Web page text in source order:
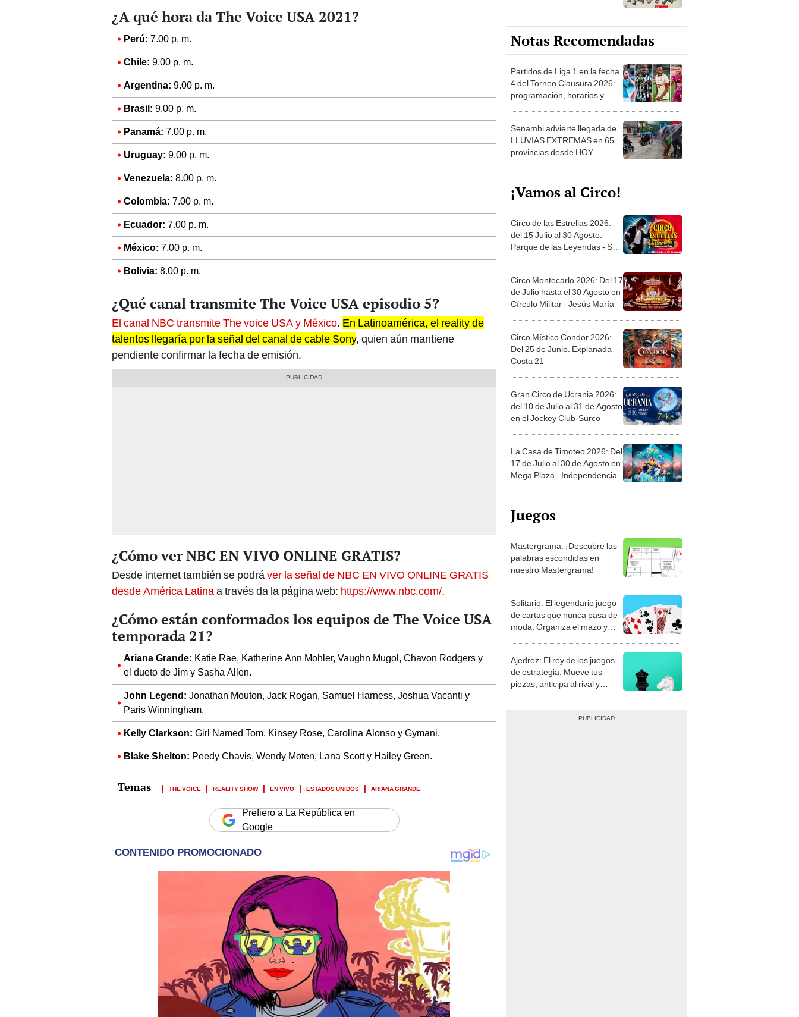
¿A qué hora da The Voice USA 2021?
Perú: 7.00 p. m.
Chile: 9.00 p. m.
Argentina: 9.00 p. m.
Brasil: 9.00 p. m.
Panamá: 7.00 p. m.
Uruguay: 9.00 p. m.
Venezuela: 8.00 p. m.
Colombia: 7.00 p. m.
Ecuador: 7.00 p. m.
México: 7.00 p. m.
Bolivia: 8.00 p. m.
¿Qué canal transmite The Voice USA episodio 5?
El canal NBC transmite The voice USA y México. En Latinoamérica, el reality de
talentos llegaría por la señal del canal de cable Sony, quien aún mantiene
pendiente confirmar la fecha de emisión.
¿Cómo ver NBC EN VIVO ONLINE GRATIS?
Desde internet también se podrá ver la señal de NBC EN VIVO ONLINE GRATIS
desde América Latinaa través da la página web: https://www.nbc.com/.
¿Cómo están conformados los equipos de The Voice USA
temporada 21?
Ariana Grande: Katie Rae, Katherine Ann Mohler, Vaughn Mugol, Chavon Rodgers y
el dueto de Jim y Sasha Allen.
John Legend: Jonathan Mouton, Jack Rogan, Samuel Harness, Joshua Vacanti y
Paris Winningham.
Kelly Clarkson: Girl Named Tom, Kinsey Rose, Carolina Alonso y Gymani.
Blake Shelton: Peedy Chavis, Wendy Moten, Lana Scott y Hailey Green.
THE VOICE REALITY SHOW EN VIVO ESTADOS UNIDOS ARIANA GRANDE
Prefiero a La República en
Google
Notas Recomendadas
Partidos de Liga 1 en la fecha
4 del Torneo Clausura 2026:
programación, horarios y
Senamhi advierte llegada de
LLUVIAS EXTREMAS en 65
provincias desde HOY
¡Vamos al Circo!
Circo de las Estrellas 2026:
del 15 Julio al 30 Agosto.
Parque de las Leyendas - San
Circo Montecarlo 2026: Del 17
de Julio hasta el 30 Agosto en
Círculo Militar - Jesús María
Circo Místico Condor 2026:
Del 25 de Junio. Explanada
Costa 21
Gran Circo de Ucrania 2026:
del 10 de Julio al 31 de Agosto
en el Jockey Club-Surco
La Casa de Timoteo 2026: Del
17 de Julio al 30 de Agosto en
Mega Plaza - Independencia
Juegos
Mastergrama: ¡Descubre las
palabras escondidas en
nuestro Mastergrama!
Solitario: El legendario juego
de cartas que nunca pasa de
moda. Organiza el mazo y
Ajedrez: El rey de los juegos
de estrategia. Mueve tus
piezas, anticipa al rival y